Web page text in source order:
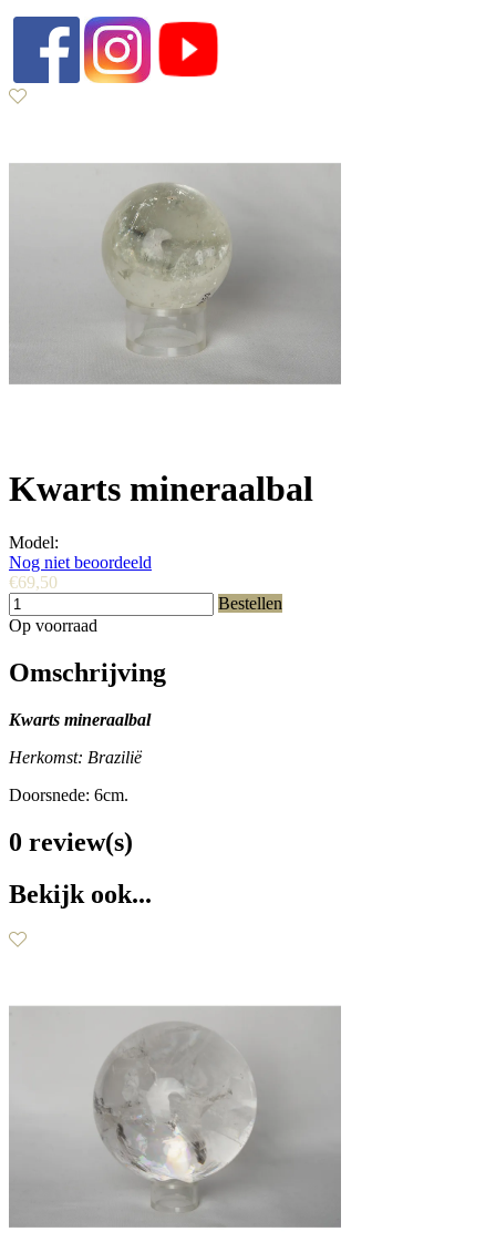
Kwarts mineraalbal
Model:
Nog niet beoordeeld
€69,50
Bestellen
Op voorraad
Omschrijving
Kwarts mineraalbal
Herkomst: Brazilië
Doorsnede: 6cm.
0 review(s)
Bekijk ook...